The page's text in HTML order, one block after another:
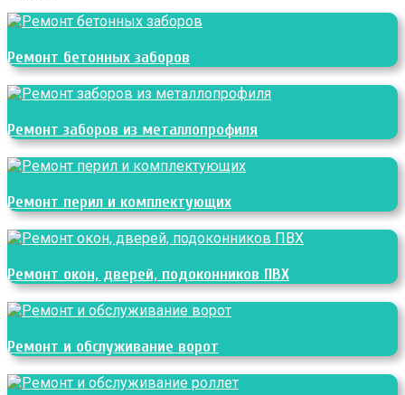
Ремонт бетонных заборов
Ремонт заборов из металлопрофиля
Ремонт перил и комплектующих
Ремонт окон, дверей, подоконников ПВХ
Ремонт и обслуживание ворот